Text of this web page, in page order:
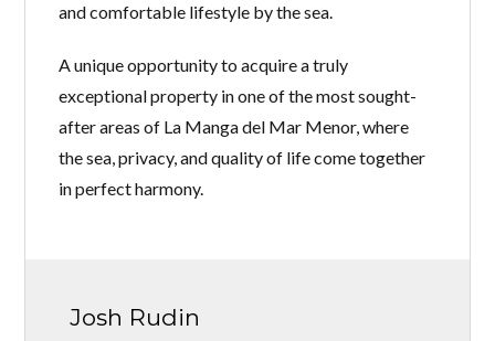
and comfortable lifestyle by the sea.
A unique opportunity to acquire a truly
exceptional property in one of the most sought-
after areas of La Manga del Mar Menor, where
the sea, privacy, and quality of life come together
in perfect harmony.
Josh Rudin